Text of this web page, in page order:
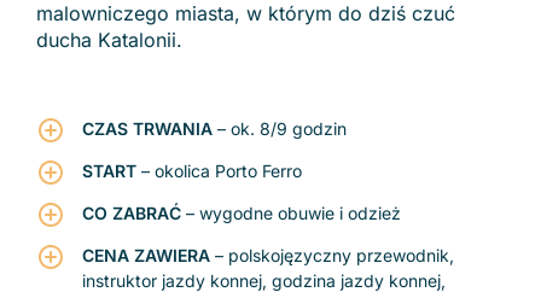
malowniczego miasta, w którym do dziś czuć
ducha Katalonii.
CZAS TRWANIA – ok. 8/9 godzin
START – okolica Porto Ferro
CO ZABRAĆ – wygodne obuwie i odzież
CENA ZAWIERA – polskojęzyczny przewodnik,
instruktor jazdy konnej, godzina jazdy konnej,